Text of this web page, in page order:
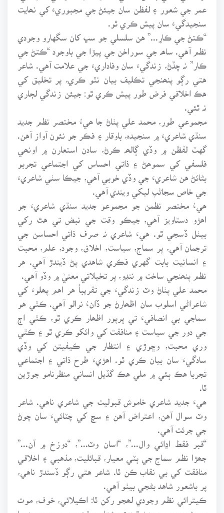
عمر جي شعور ۽ لفظن سان جيئڻ جي مجبوريءَ کي نھايت
سنجيدگيءَ سان پيش ڪري ٿو.
“ڪتڻ جي ڪارِ...” هن سلسلي جو سڀ کان سگهارو وجودي
نظم آهي. ساھہ جي سوراخن جي پيڙا جي باوجود “ڪتڻ جي
ڪار” نہ ڇڏڻ، زندگيءَ سان وفاداريءَ جي علامت آهي. شاعر
هتي رڳو پنھنجي تڪليف بيان نٿو ڪري، پر تخليق کي
هڪ اخلاقي فرض طور پيش ڪري ٿو: جيئن زندگي لڄاري
نہ ٿئي.
مجموعي طور، محمد علي پٺاڻ جا ھيءُ مختصر نظم جديد
سنڌي شاعريءَ ۾ سنجيدہ، باوقار ۽ فڪر جو نئون آواز آهن.
گهٽ لفظن ۾ وڏي ڳالھہ ڪرڻ، سادن استعارن ۾ اونھي
فلسفي کي سموھڻ ۽ ذاتي احساس کي اجتماعي تجربو
بڻائڻ هن شاعريءَ جي وڏي خوبي آهي، جيڪا سٺي شاعريءَ
جي خاص سڃاڻپ ليکي ويندي آهي.
ھيءُ مختصر نظمن جو مجموعو جديد سنڌي شاعريءَ جو
اهڙو دستاويز آهي، جيڪو وقت جي نبض تي هٿ رکي
بيٺل ڏسجي ٿو. هيءَ شاعري نہ صرف ذاتي احساسن جي
ترجمان آهي، پر سماج، سياست، اخلاق، وجود، علم، محبت
۽ انسانيت بابت گهري فڪري شاهدي پڻ ڏيندڙ آهي. هر
نظم پنھنجي ساخت ۾ ننڍو، پر تخيلاتي معنيٰ ۾ وڏو آهي.
محمد علي پٺاڻ وٽ زندگيءَ جي تقريباً هر اهم پھلوءَ کي
شاعراڻي اسلوب سان اظھارڻ جو ڏانءُ نرالو آهي. ڪٿي هو
سماجي بي انصافيءَ تي ڀرپور اظھار ڪري ٿو، ڪٿي اڄ
جي دور جي سياست ۽ منافقت کي وائکو ڪري ٿو ۽ ڪٿي
وري محبت، وڇوڙي ۽ انتظار جي ڪيفيتن کي وڏي
سادگيءَ سان بيان ڪري ٿو. اهڙيءَ طرح ذاتي ۽ اجتماعي
تجربا هڪ ٻئي ۾ ملي هڪ گڏيل انساني منظرنامو جوڙين
ٿا.
ھيءَ جديد شاعري خاموش قبوليت جي شاعري ناهي. شاعر
وٽ سوال آهن، اعتراض آهن ۽ سچ کي چٽائيءَ سان چوڻ
جي جرئت آهي.
“قبر فقط اڍائي وال...”، “اسان وٽ...”، “دوزخ ۾ آن...”
جھڙا نظم سماج جي ٻٽي معيار، قبائليت، مذهبي ۽ اخلاقي
منافقت کي بي نقاب ڪن ٿا. شاعر هتي رڳو ڏسندڙ ناهي،
پر باشعور شاهد بڻجي بيٺو آهي.
ڪيترائي نظم وجودي لھجو رکن ٿا: اڪيلائي، خوف، موت
جو شعور، بي معنيٰ ٿيندڙ رشتا ۽ وقت جي بي رحميءَ جا